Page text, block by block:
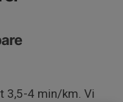
3,5-4 min/km. Vi